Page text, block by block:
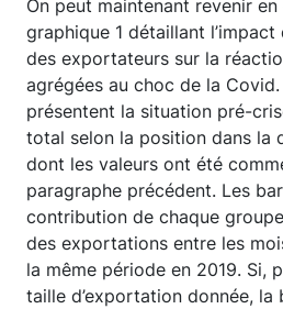
On peut maintenant revenir
graphique 1 détaillant
des exportateurs sur la
agrégées au choc de la
présentent la situation pré-
total selon la position dans la
dont les valeurs ont été
paragraphe précédent. Les
contribution de chaque
des exportations entre les
la même période en 2019. Si,
taille d’exportation donnée, la